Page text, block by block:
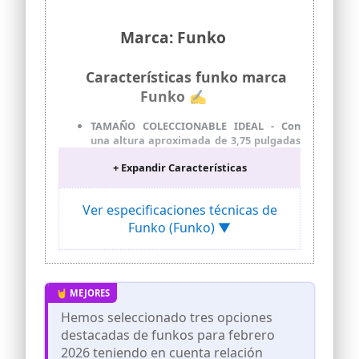
Marca: Funko
Características funko marca
Funko ✍
TAMAÑO COLECCIONABLE IDEAL - Con
una altura aproximada de 3,75 pulgadas
complementa otros artículos de
MATERIAL DE VINILO DE PRIMERA
CALIDAD - Fabricado en vinilo duradero y
de alta calidad, este coleccionable está
hecho para durar y soportar el desgaste
duradero tanto para los fans como para
los coleccionistas.
REGALO PERFECTO PARA FANS DE MARVEL
COMICS - Ideal para fiestas, cumpleaños
u ocasiones especiales y como regalo
+ Expandir Características
Ver especificaciones técnicas de
Funko (Funko) ▼
Hemos seleccionado tres opciones
destacadas de funkos para febrero
2026 teniendo en cuenta relación